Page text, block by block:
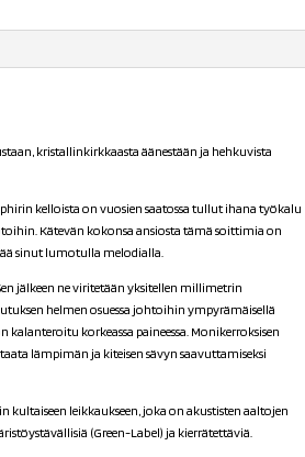
kristallinkirkkaasta äänestään ja hehkuvista
kelloista on vuosien saatossa tullut ihana työkalu
Kätevän kokonsa ansiosta tämä soittimia on
sinut lumotulla melodialla.
jälkeen ne viritetään yksitellen millimetrin
helmen osuessa johtoihin ympyrämäisellä
korkeassa paineessa. Monikerroksisen
lämpimän ja kiteisen sävyn saavuttamiseksi
leikkaukseen, joka on akustisten aaltojen
(Green-Label) ja kierrätettäviä.